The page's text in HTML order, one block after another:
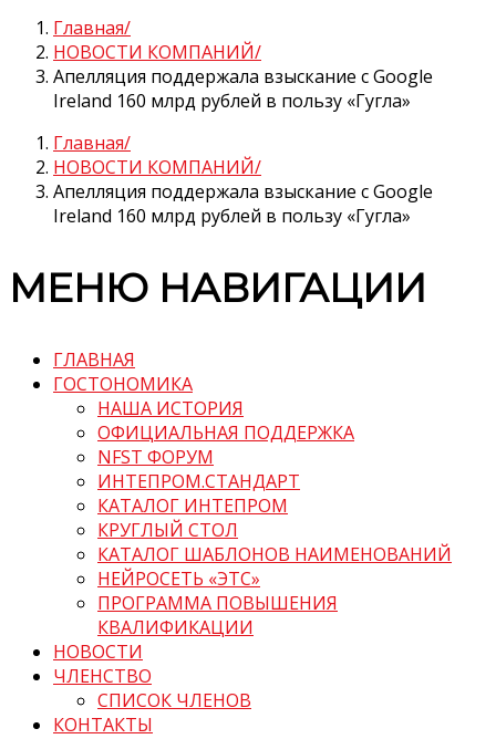
Главная
НОВОСТИ КОМПАНИЙ
Апелляция поддержала взыскание с Google
Ireland 160 млрд рублей в пользу «Гугла»
Главная
НОВОСТИ КОМПАНИЙ
Апелляция поддержала взыскание с Google
Ireland 160 млрд рублей в пользу «Гугла»
МЕНЮ НАВИГАЦИИ
ГЛАВНАЯ
ГОСТОНОМИКА
НАША ИСТОРИЯ
ОФИЦИАЛЬНАЯ ПОДДЕРЖКА
NFST ФОРУМ
ИНТЕПРОМ.СТАНДАРТ
КАТАЛОГ ИНТЕПРОМ
КРУГЛЫЙ СТОЛ
КАТАЛОГ ШАБЛОНОВ НАИМЕНОВАНИЙ
НЕЙРОСЕТЬ «ЭТС»
ПРОГРАММА ПОВЫШЕНИЯ
КВАЛИФИКАЦИИ
НОВОСТИ
ЧЛЕНСТВО
СПИСОК ЧЛЕНОВ
КОНТАКТЫ